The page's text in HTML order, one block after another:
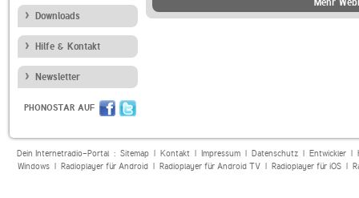
Downloads
Hilfe & Kontakt
Newsletter
PHONOSTAR AUF
Mehr
Dein Internetradio-Portal : Sitemap| Kontakt| Impressum| Datenschutz| Entwickler|
Windows| Radioplayer für Android| Radioplayer für Android TV| Radioplayer für iOS|